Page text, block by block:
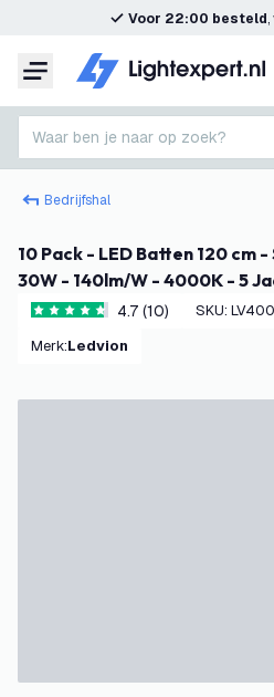
Voor 22:00 besteld,
Menu
Waar ben je naar op zoek?
Bedrijfshal
10 Pack - LED Batten 120 cm - Samsung LED Chips -
30W - 140lm/W - 4000K - 5
4.7 score sterren
4.7 (10) SKU:
Merk: Ledvion